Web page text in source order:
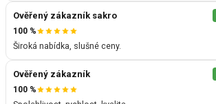
Ověřený zákazník sakro
100 %
Široká nabídka, slušné ceny.
Ověřený zákazník
100 %